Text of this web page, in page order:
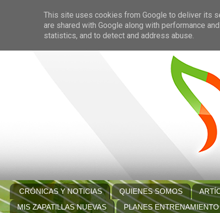
CRÓNICAS Y NOTICIAS QUIENES SOMOS
MIS ZAPATILLAS NUEVAS
PLANES ENTRENAMIENTO
This site uses cookies from Google to deliver its
are shared with Google along with performance
statistics, and to detect and address abuse.